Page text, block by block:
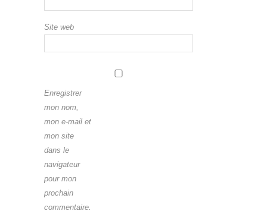
Site web
Enregistrer
mon nom,
mon e-mail et
mon site
dans le
navigateur
pour mon
prochain
commentaire.